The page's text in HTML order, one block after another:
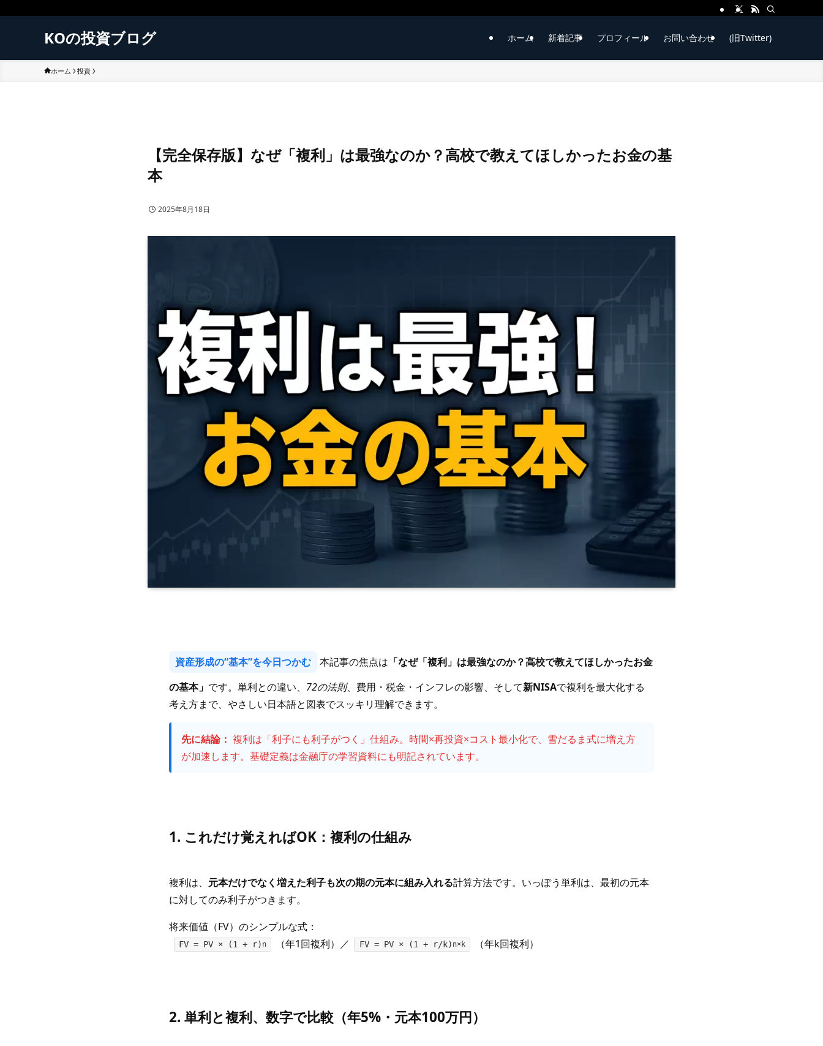
KOの投資ブログ ホーム 新着記事 プロフィール お問い合わせ (旧Twitter)
ホーム 投資
【完全保存版】なぜ「複利」は最強なのか？高校で教えてほしかったお金の基
本
2025年8月18日
資産形成の“基本”を今日つかむ 本記事の焦点は 「なぜ「複利」は最強なのか？高校で教えてほしかったお金
の基本」 です。単利との違い、 72の法則、費用・税金・インフレの影響、そして新NISAで複利を最大化する
考え方まで、やさしい日本語と図表でスッキリ理解できます。
先に結論： 複利は「利子にも利子がつく」仕組み。時間×再投資×コスト最小化で、雪だるま式に増え方
が加速します。基礎定義は金融庁の学習資料にも明記されています。
1. これだけ覚えればOK：複利の仕組み
複利は、 元本だけでなく増えた利子も次の期の元本に組み入れる計算方法です。いっぽう単利は、最初の元本
に対してのみ利子がつきます。
将来価値（FV）のシンプルな式：
FV = PV × (1 + r) n （年1回複利）／ FV = PV × (1 + r/k) n×k （年k回複利）
2. 単利と複利、数字で比較（年5%・元本100万円）